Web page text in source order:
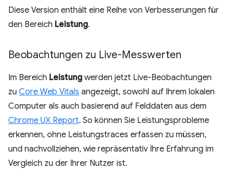
Diese Version enthält eine Reihe von Verbesserungen für
den Bereich Leistung.
Beobachtungen zu Live-Messwerten
Im Bereich Leistung werden jetzt Live-Beobachtungen
zu Core Web Vitals angezeigt, sowohl auf Ihrem lokalen
Computer als auch basierend auf Felddaten aus dem
Chrome UX Report. So können Sie Leistungsprobleme
erkennen, ohne Leistungstraces erfassen zu müssen,
und nachvollziehen, wie repräsentativ Ihre Erfahrung im
Vergleich zu der Ihrer Nutzer ist.